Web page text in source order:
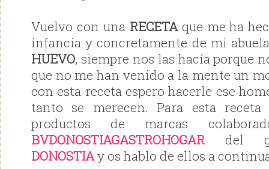
Vuelvo con una RECETAque me ha
infancia y concretamente de mi
HUEVO, siempre nos las hacía porque
que no me han venido a la mente un
con esta receta espero hacerle ese
tanto se merecen. Para esta
productos de marcas
BVDONOSTIAGASTROHOGAR del
DONOSTIAy os hablo de ellos a